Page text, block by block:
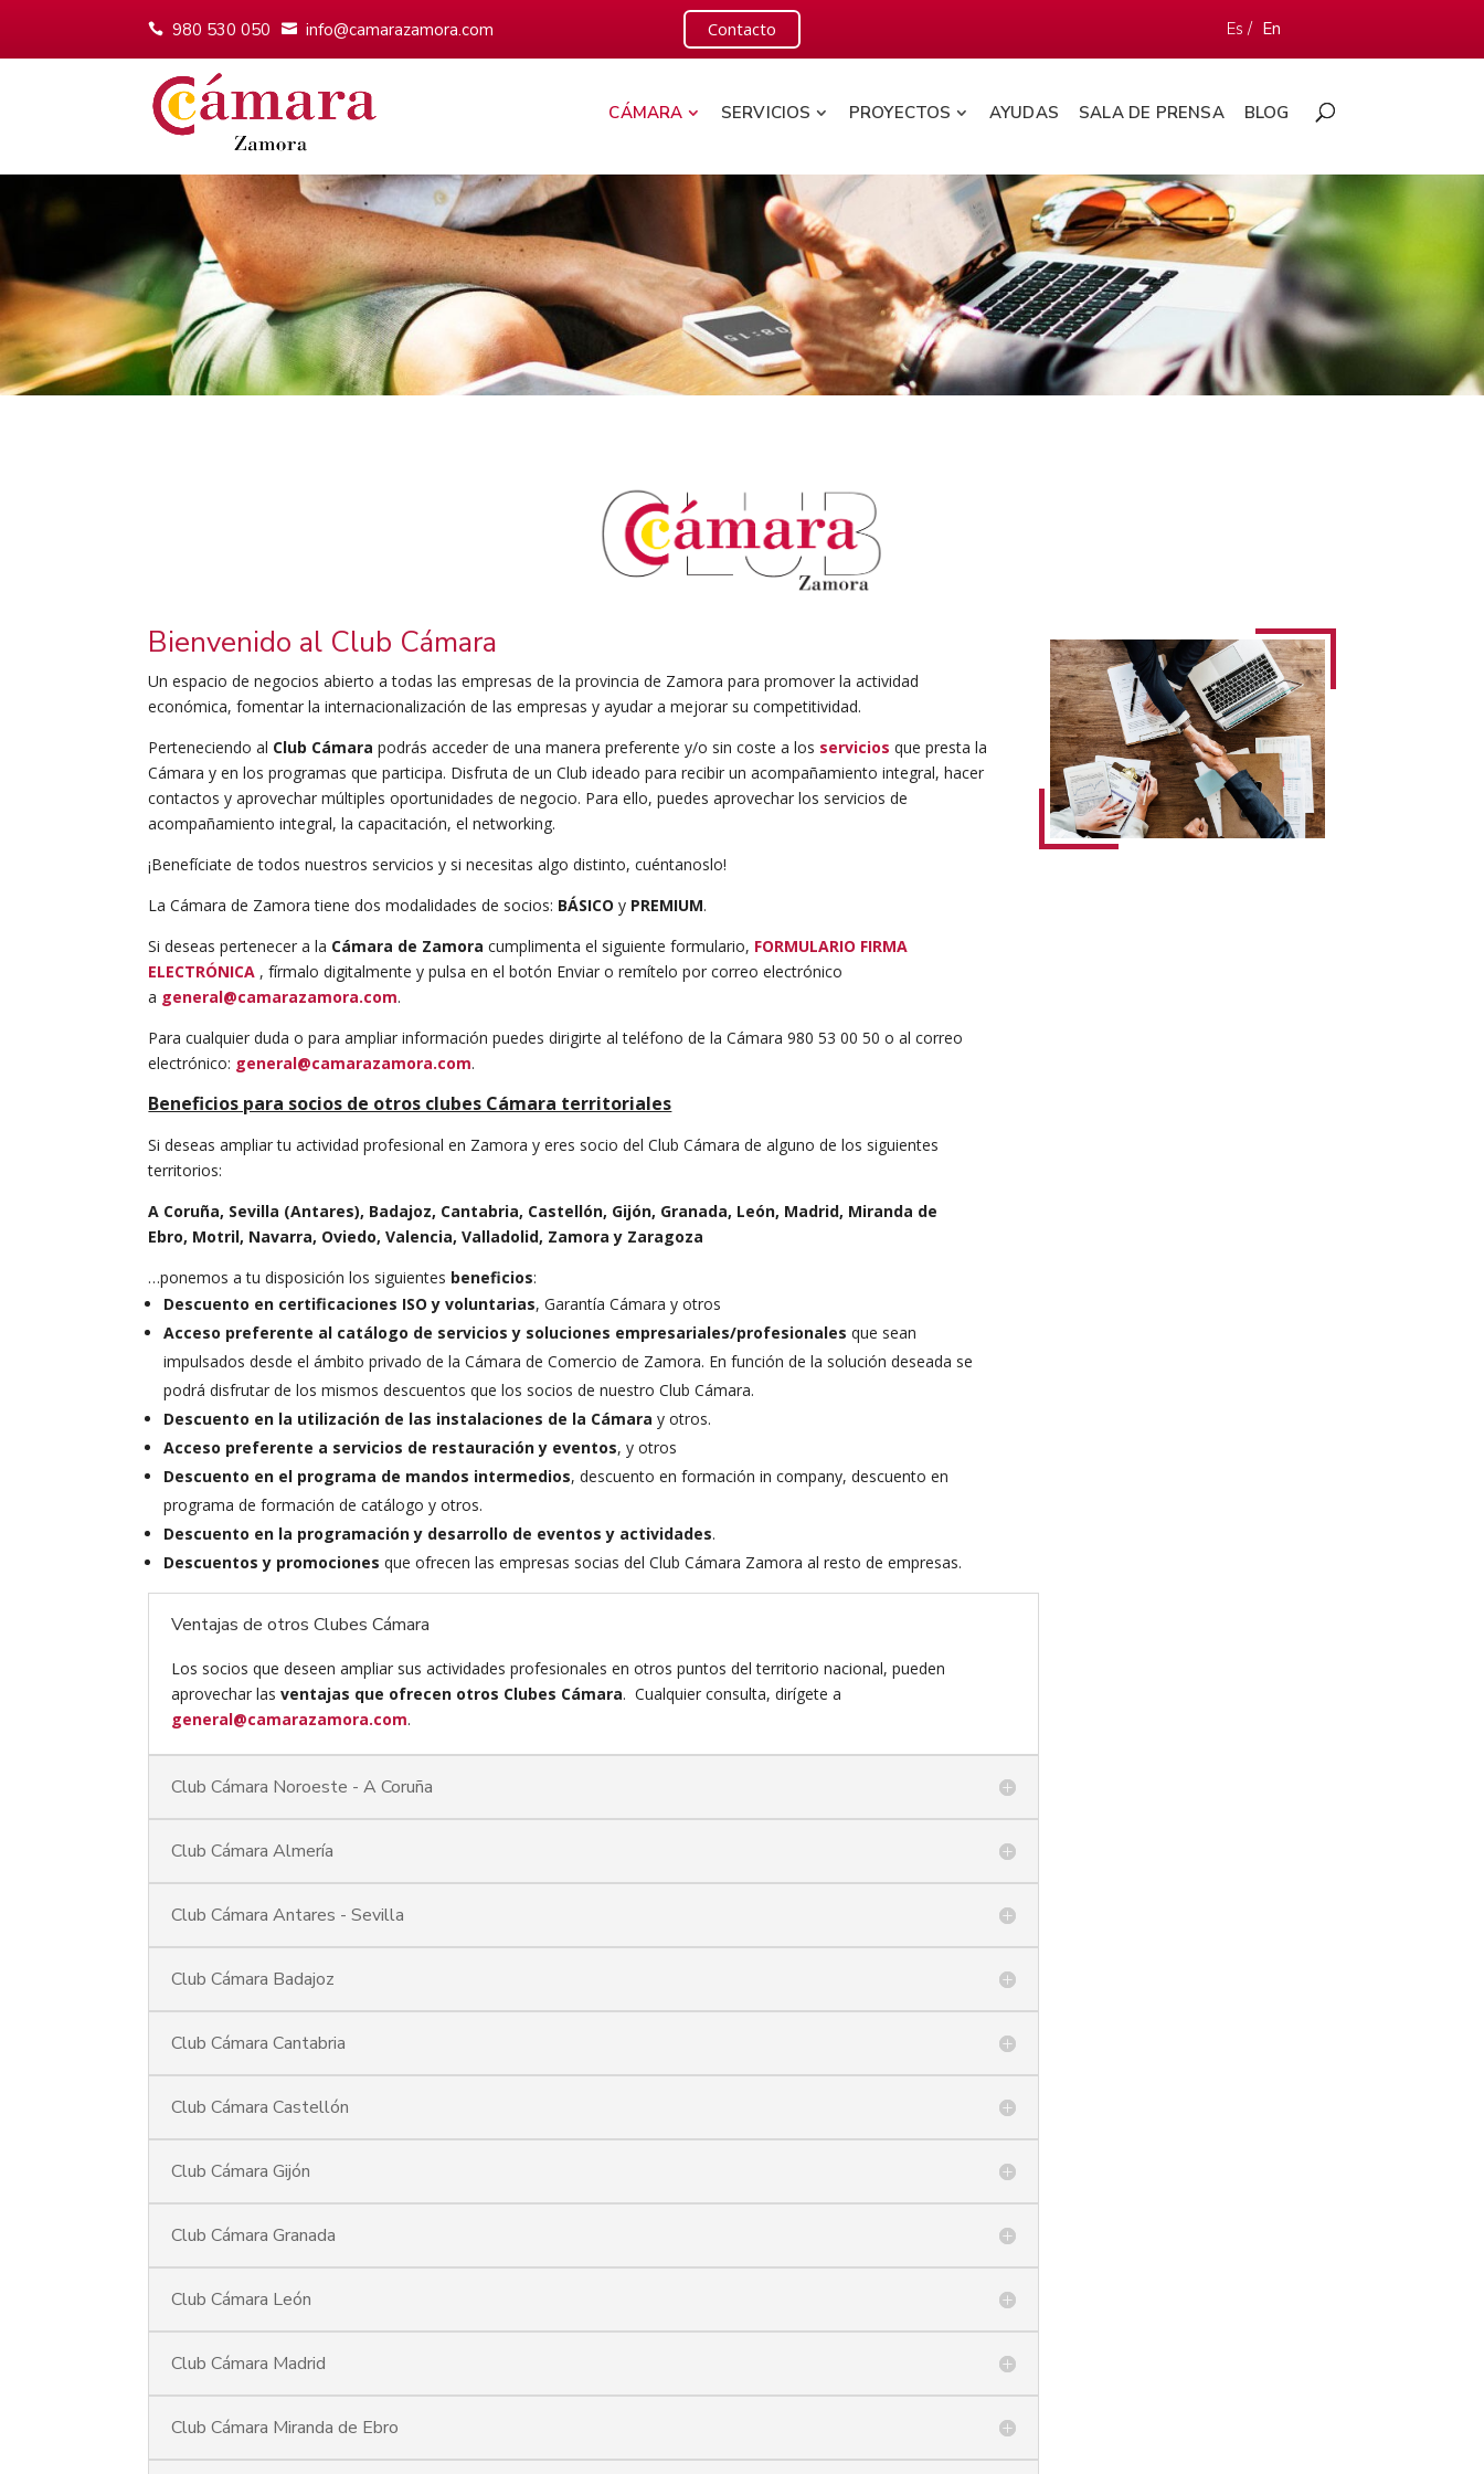
980 530 050 info@camarazamora.com Contacto Es / En
CÁMARA SERVICIOS PROYECTOS AYUDAS SALA DE PRENSA BLOG
Bienvenido al Club Cámara
Un espacio de negocios abierto a todas las empresas de la provincia de Zamora para promover la actividad
económica, fomentar la internacionalización de las empresas y ayudar a mejorar su competitividad.
Perteneciendo al Club Cámara podrás acceder de una manera preferente y/o sin coste a los serviciosque presta la
Cámara y en los programas que participa. Disfruta de un Club ideado para recibir un acompañamiento integral, hacer
contactos y aprovechar múltiples oportunidades de negocio. Para ello, puedes aprovechar los servicios de
acompañamiento integral, la capacitación, el networking.
¡Benefíciate de todos nuestros servicios y si necesitas algo distinto, cuéntanoslo!
La Cámara de Zamora tiene dos modalidades de socios: BÁSICO y PREMIUM.
Si deseas pertenecer a la Cámara de Zamora cumplimenta el siguiente formulario, FORMULARIO FIRMA
ELECTRÓNICA , fírmalo digitalmente y pulsa en el botón Enviar o remítelo por correo electrónico
a general@camarazamora.com.
Para cualquier duda o para ampliar información puedes dirigirte al teléfono de la Cámara 980 53 00 50 o al correo
electrónico: general@camarazamora.com.
Beneficios para socios de otros clubes Cámara territoriales
Si deseas ampliar tu actividad profesional en Zamora y eres socio del Club Cámara de alguno de los siguientes
territorios:
A Coruña, Sevilla (Antares), Badajoz, Cantabria, Castellón, Gijón, Granada, León, Madrid, Miranda de
Ebro, Motril, Navarra, Oviedo, Valencia, Valladolid, Zamora y Zaragoza
…ponemos a tu disposición los siguientes beneficios:
Descuento en certificaciones ISO y voluntarias, Garantía Cámara y otros
Acceso preferente al catálogo de servicios y soluciones empresariales/profesionales que sean
impulsados desde el ámbito privado de la Cámara de Comercio de Zamora. En función de la solución deseada se
podrá disfrutar de los mismos descuentos que los socios de nuestro Club Cámara.
Descuento en la utilización de las instalaciones de la Cámara y otros.
Acceso preferente a servicios de restauración y eventos, y otros
Descuento en el programa de mandos intermedios, descuento en formación in company, descuento en
programa de formación de catálogo y otros.
Descuento en la programación y desarrollo de eventos y actividades.
Descuentos y promociones que ofrecen las empresas socias del Club Cámara Zamora al resto de empresas.
Ventajas de otros Clubes Cámara
Los socios que deseen ampliar sus actividades profesionales en otros puntos del territorio nacional, pueden
aprovechar lasventajas que ofrecen otros Clubes Cámara. Cualquier consulta, dirígete a
general@camarazamora.com.
Club Cámara Noroeste - A Coruña
Club Cámara Almería
Club Cámara Antares - Sevilla
Club Cámara Badajoz
Club Cámara Cantabria
Club Cámara Castellón
Club Cámara Gijón
Club Cámara Granada
Club Cámara León
Club Cámara Madrid
Club Cámara Miranda de Ebro